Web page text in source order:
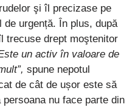
şi îl precizase pe
urgență. În plus, după
trecuse drept moştenitor
un activ în valoare de
spune nepotul
de cât de ușor este să
nu face parte din